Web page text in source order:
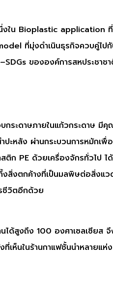
ใน Bioplastic application
ที่มุ่งดำเนินธุรกิจควบคู่ไป
ขององค์การสหประชาช
ระดาษภายในแก้วกระดาษ
ลัง ผ่านกระบวนการหมักเพื่อ
ก PE ด้วยเครื่องจักรทั่วไป ไ
สิ่งตกค้างที่เป็นมลพิษต่อสิ่งแ
ชีวิตอีกด้วย
งถึง 100 องศาเซลเซียส จึ
เห็นในร้านกาแฟชั้นนำหลายแห่ง